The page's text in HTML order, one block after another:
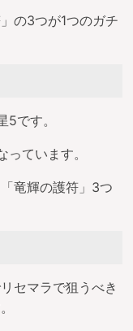
の3つが1つのガチ
です。
ています。
竜輝の護符」3つ
セマラで狙うべき